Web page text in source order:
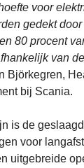
voor
gedekt
80 procent
van
Björkegren,
bij Scania.
is de
voor
uitgebreide